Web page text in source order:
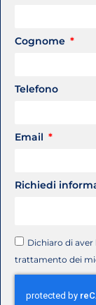
Cognome
Telefono
Email
Richiedi
Dichiaro di
trattamento dei